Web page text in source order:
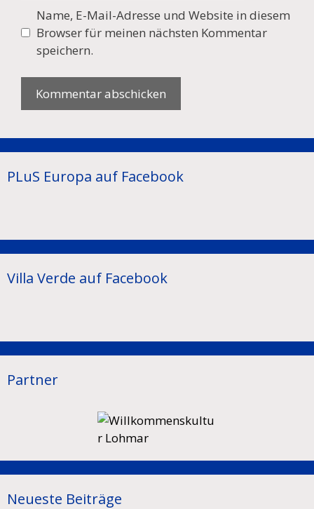
Name, E-Mail-Adresse und Website in diesem
Browser für meinen nächsten Kommentar
speichern.
PLuS Europa auf Facebook
Villa Verde auf Facebook
Partner
Neueste Beiträge